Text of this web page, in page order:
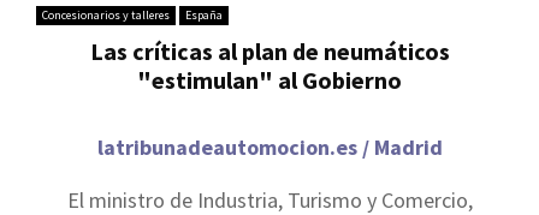
Concesionarios y talleres España
Las críticas al plan de neumáticos
"estimulan" al Gobierno
latribunadeautomocion.es / Madrid
El ministro de Industria, Turismo y Comercio,